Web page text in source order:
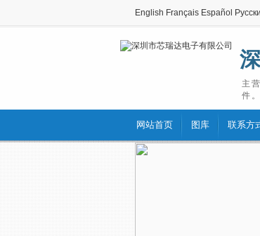
English Français Español
主
件。
网站首页 图库 联系方